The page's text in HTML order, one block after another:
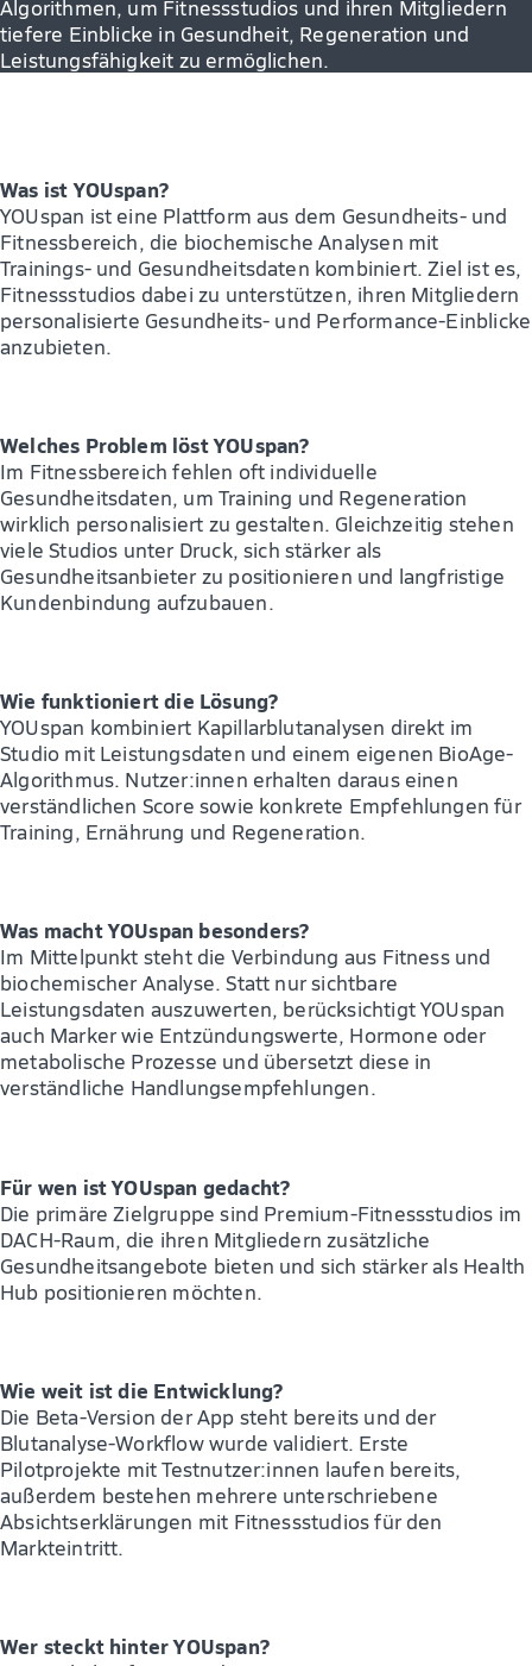
Algorithmen, um Fitnessstudios und ihren Mitgliedern
tiefere Einblicke in Gesundheit, Regeneration und
Leistungsfähigkeit zu ermöglichen.
Was ist YOUspan?
YOUspan ist eine Plattform aus dem Gesundheits- und
Fitnessbereich, die biochemische Analysen mit
Trainings- und Gesundheitsdaten kombiniert. Ziel ist es,
Fitnessstudios dabei zu unterstützen, ihren Mitgliedern
personalisierte Gesundheits- und Performance-Einblicke
anzubieten.
Welches Problem löst YOUspan?
Im Fitnessbereich fehlen oft individuelle
Gesundheitsdaten, um Training und Regeneration
wirklich personalisiert zu gestalten. Gleichzeitig stehen
viele Studios unter Druck, sich stärker als
Gesundheitsanbieter zu positionieren und langfristige
Kundenbindung aufzubauen.
Wie funktioniert die Lösung?
YOUspan kombiniert Kapillarblutanalysen direkt im
Studio mit Leistungsdaten und einem eigenen BioAge-
Algorithmus. Nutzer:innen erhalten daraus einen
verständlichen Score sowie konkrete Empfehlungen für
Training, Ernährung und Regeneration.
Was macht YOUspan besonders?
Im Mittelpunkt steht die Verbindung aus Fitness und
biochemischer Analyse. Statt nur sichtbare
Leistungsdaten auszuwerten, berücksichtigt YOUspan
auch Marker wie Entzündungswerte, Hormone oder
metabolische Prozesse und übersetzt diese in
verständliche Handlungsempfehlungen.
Für wen ist YOUspan gedacht?
Die primäre Zielgruppe sind Premium-Fitnessstudios im
DACH-Raum, die ihren Mitgliedern zusätzliche
Gesundheitsangebote bieten und sich stärker als Health
Hub positionieren möchten.
Wie weit ist die Entwicklung?
Die Beta-Version der App steht bereits und der
Blutanalyse-Workflow wurde validiert. Erste
Pilotprojekte mit Testnutzer:innen laufen bereits,
außerdem bestehen mehrere unterschriebene
Absichtserklärungen mit Fitnessstudios für den
Markteintritt.
Wer steckt hinter YOUspan?